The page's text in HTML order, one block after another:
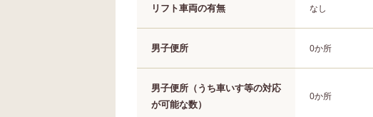
リフト車両の有無 なし
男子便所 0か所
男子便所（うち車いす等の対応
が可能な数）
0か所